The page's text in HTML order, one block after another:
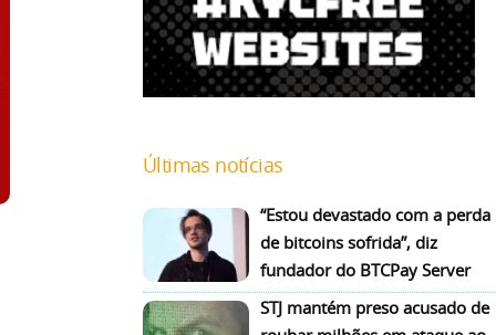
Últimas notícias
“Estou devastado com a perda
de bitcoins sofrida”, diz
fundador do BTCPay Server
STJ mantém preso acusado de